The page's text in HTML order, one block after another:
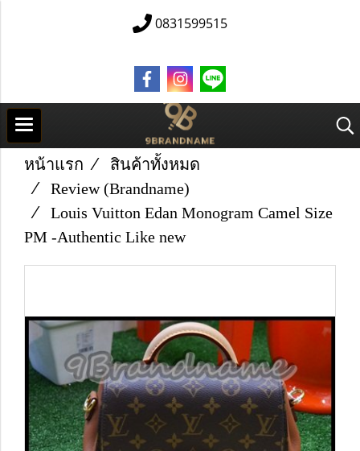
0831599515
หน้าแรก
สินค้าทั้งหมด
Review (Brandname)
Louis Vuitton Edan Monogram Camel Size
PM -Authentic Like new